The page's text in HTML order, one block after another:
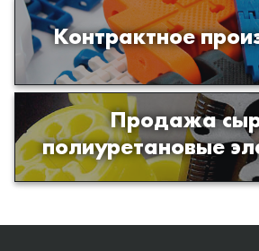
Контрактное
Производство изделий
и полимеров по
Продажа
полиуретановые
Продажа сырья для
изделий из